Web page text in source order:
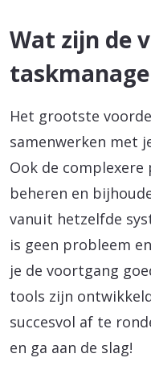
Wat zijn de
Het grootste
samenwerken met
Ook de
beheren en
vanuit hetzelfde
is geen probleem
je de voortgang
tools zijn
succesvol af te
en ga aan de slag!